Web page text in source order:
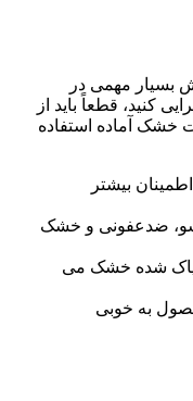
بسیار مهمی در
کنید، قطعاً باید از
خشک آماده استفاده
بیشتر
ضدعفونی و خشک
پاک شده خشک می
به خوبی